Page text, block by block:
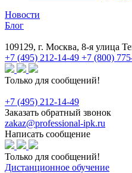
Новости
Блог
109129, г. Москва, 8-я улица
+7 (495) 212-14-49 +7 (800)
Только для сообщений!
+7 (495) 212-14-49
Заказать обратный звонок
zakaz@professional-ipk.ru
Написать сообщение
Только для сообщений!
Дистанционное обучение